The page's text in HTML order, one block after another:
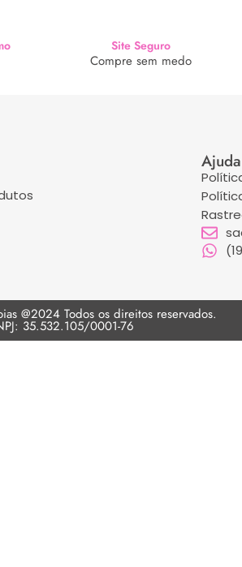
Site Seguro
Compre sem medo
Ajuda
@2024 Todos os direitos reservados.
35.532.105/0001-76